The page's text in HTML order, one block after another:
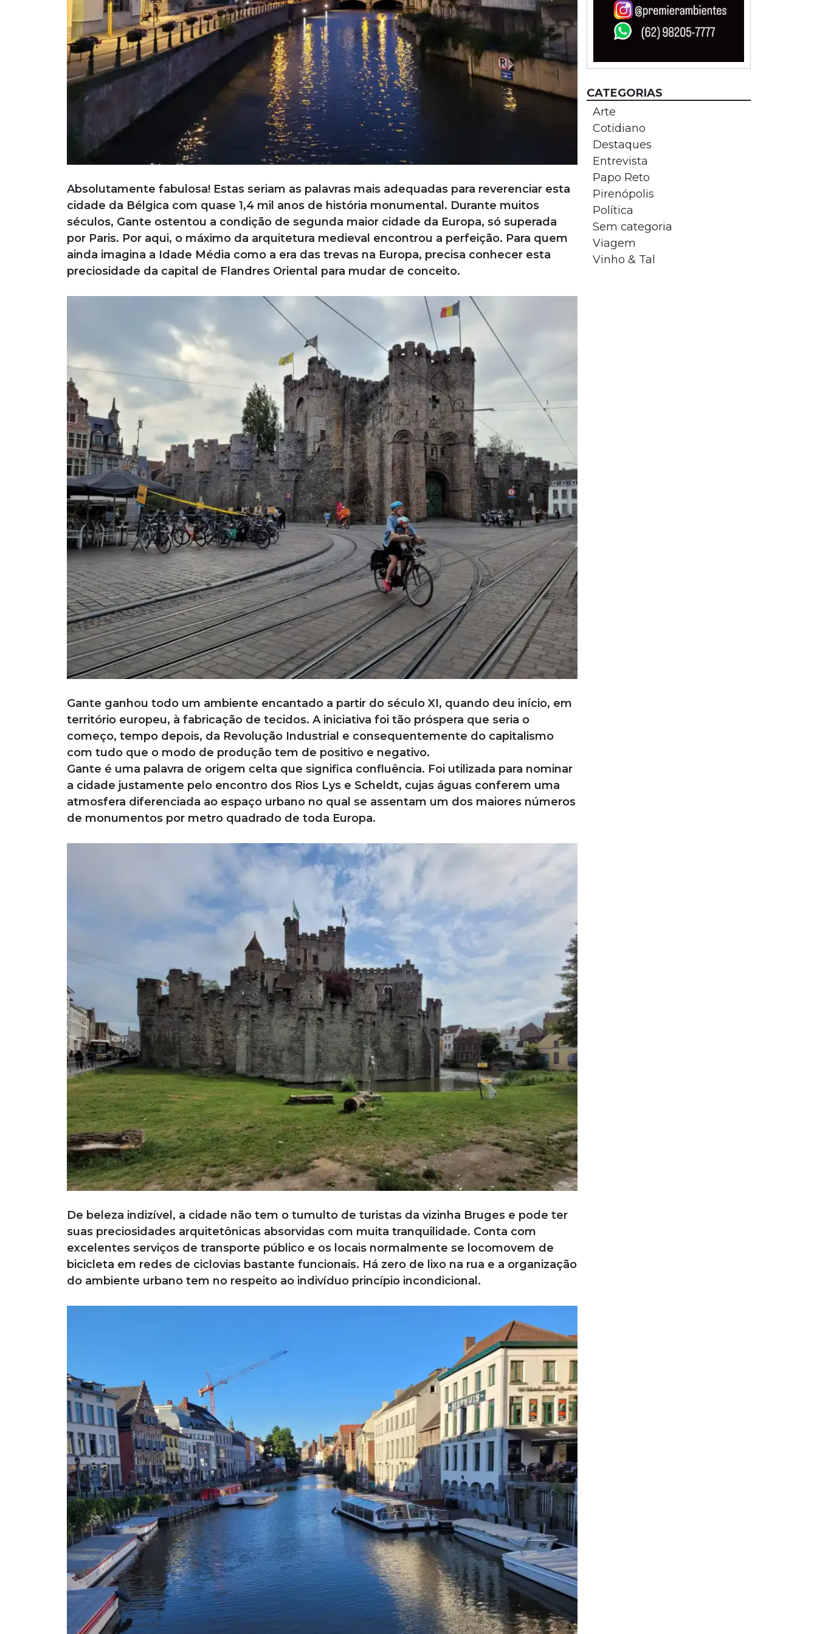
Absolutamente fabulosa! Estas seriam as palavras mais adequadas para reverenciar esta
cidade da Bélgica com quase 1,4 mil anos de história monumental. Durante muitos
séculos, Gante ostentou a condição de segunda maior cidade da Europa, só superada
por Paris. Por aqui, o máximo da arquitetura medieval encontrou a perfeição. Para quem
ainda imagina a Idade Média como a era das trevas na Europa, precisa conhecer esta
preciosidade da capital de Flandres Oriental para mudar de conceito.
Gante ganhou todo um ambiente encantado a partir do século XI, quando deu início, em
território europeu, à fabricação de tecidos. A iniciativa foi tão próspera que seria o
começo, tempo depois, da Revolução Industrial e consequentemente do capitalismo
com tudo que o modo de produção tem de positivo e negativo.
Gante é uma palavra de origem celta que significa confluência. Foi utilizada para nominar
a cidade justamente pelo encontro dos Rios Lys e Scheldt, cujas águas conferem uma
atmosfera diferenciada ao espaço urbano no qual se assentam um dos maiores números
de monumentos por metro quadrado de toda Europa.
De beleza indizível, a cidade não tem o tumulto de turistas da vizinha Bruges e pode ter
suas preciosidades arquitetônicas absorvidas com muita tranquilidade. Conta com
excelentes serviços de transporte público e os locais normalmente se locomovem de
bicicleta em redes de ciclovias bastante funcionais. Há zero de lixo na rua e a organização
do ambiente urbano tem no respeito ao indivíduo princípio incondicional.
CATEGORIAS
Arte
Cotidiano
Destaques
Entrevista
Papo Reto
Pirenópolis
Política
Sem categoria
Viagem
Vinho & Tal